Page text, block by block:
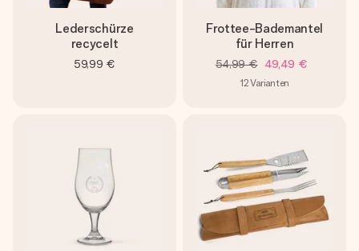
Lederschürze
recycelt
59,99 €
Frottee-Bademantel
für Herren
54,99 € 49,49 €
12Varianten